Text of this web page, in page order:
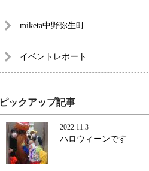
miketa中野弥生町
イベントレポート
ピックアップ記事
2022.11.3
ハロウィーンです